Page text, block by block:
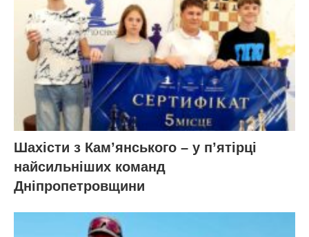
Шахісти з Кам’янського – у п’ятірці
найсильніших команд
Дніпропетровщини